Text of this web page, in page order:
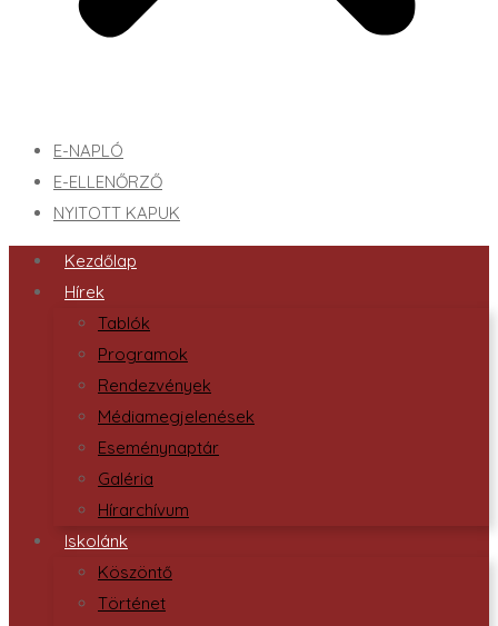
E-NAPLÓ
E-ELLENŐRZŐ
NYITOTT KAPUK
Kezdőlap
Hírek
Tablók
Programok
Rendezvények
Médiamegjelenések
Eseménynaptár
Galéria
Hírarchívum
Iskolánk
Köszöntő
Történet